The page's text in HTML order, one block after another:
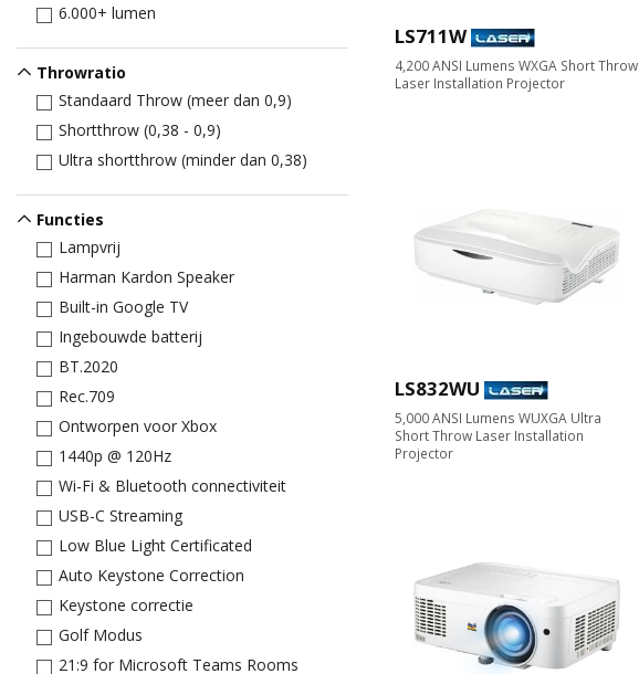
6.000+ lumen
Throwratio
Standaard Throw (meer dan 0,9)
Shortthrow (0,38 - 0,9)
Ultra shortthrow (minder dan 0,38)
Functies
Lampvrij
Harman Kardon Speaker
Built-in Google TV
Ingebouwde batterij
BT.2020
Rec.709
Ontworpen voor Xbox
1440p @ 120Hz
Wi-Fi & Bluetooth connectiviteit
USB-C Streaming
Low Blue Light Certificated
Auto Keystone Correction
Keystone correctie
Golf Modus
21:9 for Microsoft Teams Rooms
LS711W
4,200 ANSI Lumens WXGA Short Throw
Laser Installation Projector
LS832WU
5,000 ANSI Lumens WUXGA Ultra
Short Throw Laser Installation
Projector​